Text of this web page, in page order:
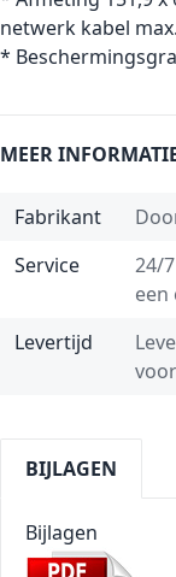
netwerk kabel
*
MEER
Fabrikant
Service
24/
een
Levertijd
BIJLAGEN
Bijlagen